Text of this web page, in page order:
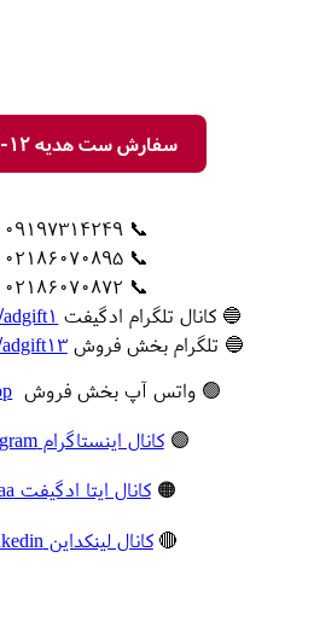
سفارش ست هدیه Set-12
📞 09197314249
📞 02186070895
📞 02186070872
🔵 کانال تلگرام ادگیفت
🔵 تلگرام بخش فروش
🟢 واتس آپ بخش فروش
🟣کانال اینستاگرام Instagram
🟠کانال ایتا ادگیفت Eitaa
🔴 کانال لینکداین Linkedin